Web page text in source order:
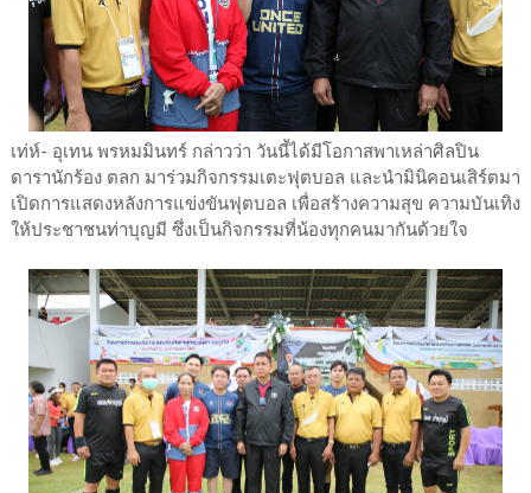
เท่ห์- อุเทน พรหมมินทร์ กล่าวว่า วันนี้ได้มีโอกาสพาเหล่าศิลปิน
ดารานักร้อง ตลก มาร่วมกิจกรรมเตะฟุตบอล และนำมินิคอนเสิร์ตมา
เปิดการแสดงหลังการแข่งขันฟุตบอล เพื่อสร้างความสุข ความบันเทิง
ให้ประชาชนท่าบุญมี ซึ่งเป็นกิจกรรมที่น้องทุกคนมากันด้วยใจ